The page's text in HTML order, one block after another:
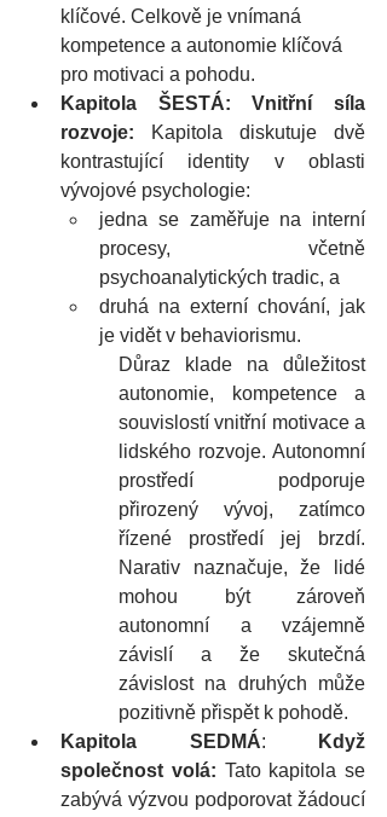
klíčové. Celkově je vnímaná
kompetence a autonomie klíčová
pro motivaci a pohodu.
Kapitola ŠESTÁ: Vnitřní síla
rozvoje:
Kapitola diskutuje dvě
kontrastující identity v oblasti
vývojové psychologie:
jedna se zaměřuje na interní
procesy, včetně
psychoanalytických tradic, a
druhá na externí chování, jak
je vidět v behaviorismu.
Důraz klade na důležitost
autonomie, kompetence a
souvislostí vnitřní motivace a
lidského rozvoje. Autonomní
prostředí podporuje
přirozený vývoj, zatímco
řízené prostředí jej brzdí.
Narativ naznačuje, že lidé
mohou být zároveň
autonomní a vzájemně
závislí a že skutečná
závislost na druhých může
pozitivně přispět k pohodě.
Kapitola SEDMÁ:
Když
společnost volá: Tato kapitola se
zabývá výzvou podporovat žádoucí